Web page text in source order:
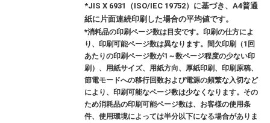
*JIS X 6931（ISO/IEC 19752）に基づき、A4普通
紙に片面連続印刷した場合の平均値です。
*消耗品の印刷ページ数は目安です。印刷の仕方によ
り、印刷可能ページ数は異なります。間欠印刷（1回
あたりの印刷ページ数が1～数ページ程度の少ない印
刷）、用紙サイズ、用紙方向、厚紙印刷、印刷原稿、
節電モードへの移行回数および電源の頻繁な入切など
により、印刷可能なページ数は少なくなります。その
ため消耗品の印刷可能ページ数は、お客様の使用条
件、使用環境によっては半分以下になる場合がありま